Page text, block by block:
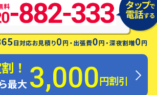
伺いします！
！
最大 3,000円割引